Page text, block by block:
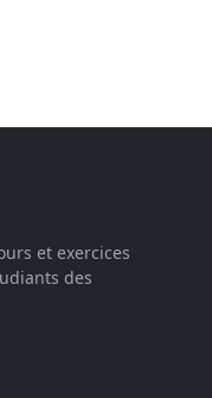
et exercices
des